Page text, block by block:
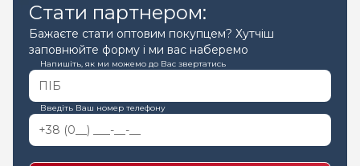
Стати партнером:
Бажаєте стати оптовим покупцем? Хутчіш
заповнюйте форму і ми вас наберемо
Напишіть, як ми можемо до Вас звертатись
Введіть Ваш номер телефону